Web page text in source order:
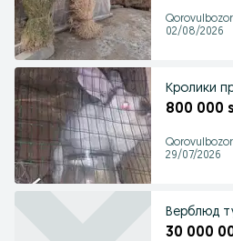
Qorovulbozor
02/08/2026
Кролики
800 000
Qorovulbozor
29/07/2026
Верблюд
30 000